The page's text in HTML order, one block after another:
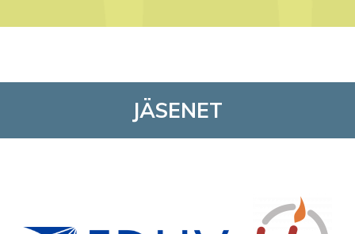
JÄSENET